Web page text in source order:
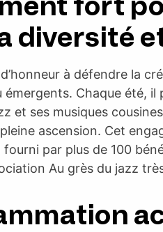
diversité
à défendre la
Chaque été,
et ses musiques
ascension. Cet
par plus de 100
Au grès du jazz